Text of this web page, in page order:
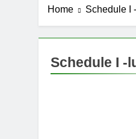
Home Schedule I
Schedule I -